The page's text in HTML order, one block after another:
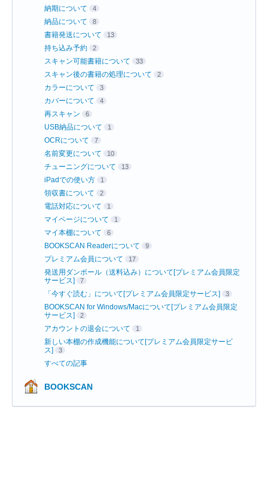
納期について 4
納品について 8
書籍発送について 13
持ち込み予約 2
スキャン可能書籍について 33
スキャン後の書籍の処理について 2
カラーについて 3
カバーについて 4
再スキャン 6
USB納品について 1
OCRについて 7
名前変更について 10
チューニングについて 13
iPadでの使い方 1
領収書について 2
電話対応について 1
マイページについて 1
マイ本棚について 6
BOOKSCAN Readerについて 9
プレミアム会員について 17
発送用ダンボール（送料込み）について[プレミアム会員限定
サービス]
7
「今すぐ読む」について[プレミアム会員限定サービス] 3
BOOKSCAN for Windows/Macについて[プレミアム会員限定
サービス]
2
アカウントの退会について 1
新しい本棚の作成機能について[プレミアム会員限定サービ
ス]
3
すべての記事
BOOKSCAN